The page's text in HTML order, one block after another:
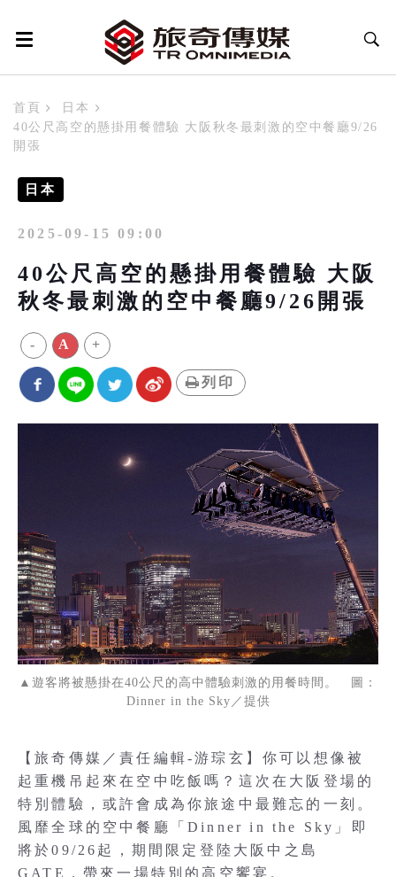
首頁
日本
40公尺高空的懸掛用餐體驗 大阪秋冬最刺激的空中餐廳9/26
開張
日本
2025-09-15 09:00
40公尺高空的懸掛用餐體驗 大阪
秋冬最刺激的空中餐廳9/26開張
- A +
列印
▲遊客將被懸掛在40公尺的高中體驗刺激的用餐時間。 圖：
Dinner in the Sky／提供
【旅奇傳媒／責任編輯-游琮玄】你可以想像被
起重機吊起來在空中吃飯嗎？這次在大阪登場的
特別體驗，或許會成為你旅途中最難忘的一刻。
風靡全球的空中餐廳「Dinner in the Sky」即
將於09/26起，期間限定登陸大阪中之島
GATE，帶來一場特別的高空饗宴。